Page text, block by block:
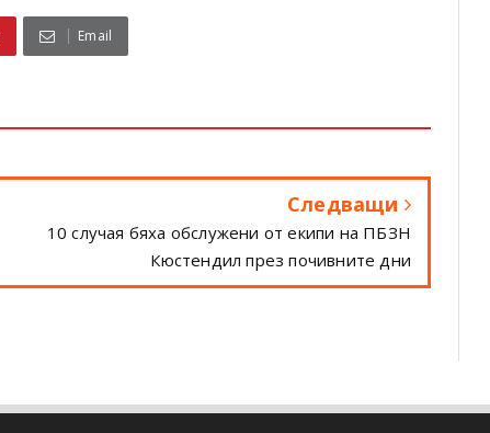
Email
Следващи
10 случая бяха обслужени от екипи на ПБЗН
Кюстендил през почивните дни